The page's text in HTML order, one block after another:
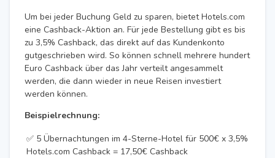
Um bei jeder Buchung Geld zu sparen, bietet Hotels.com
eine Cashback-Aktion an. Für jede Bestellung gibt es bis
zu 3,5% Cashback, das direkt auf das Kundenkonto
gutgeschrieben wird. So können schnell mehrere hundert
Euro Cashback über das Jahr verteilt angesammelt
werden, die dann wieder in neue Reisen investiert
werden können.
Beispielrechnung:
✅ 5 Übernachtungen im 4-Sterne-Hotel für 500€ x 3,5%
Hotels.com Cashback = 17,50€ Cashback